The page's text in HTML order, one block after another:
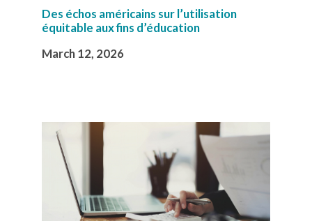
Des échos américains sur l’utilisation
équitable aux fins d’éducation
March 12, 2026